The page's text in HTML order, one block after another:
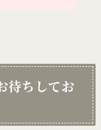
待ちしてお